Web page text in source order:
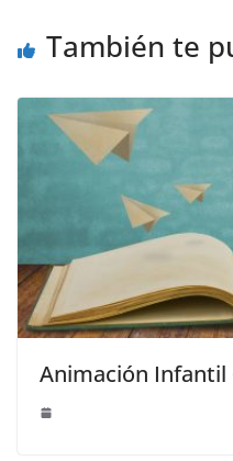
También te
Animación Infantil